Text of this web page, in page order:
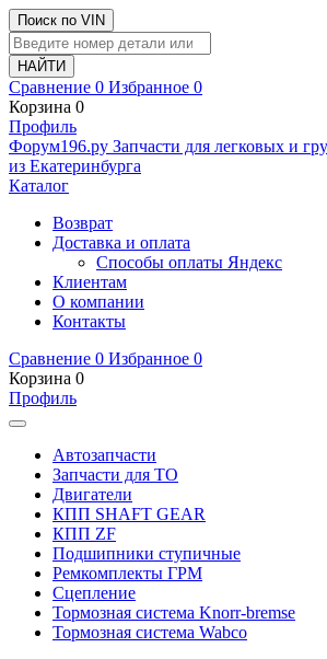
Поиск по VIN
Сравнение 0 Избранное 0
Корзина 0
Профиль
Фoрум196.ру Запчасти для легковых и
из Екатеринбурга
Каталог
Возврат
Доставка и оплата
Способы оплаты Яндекс
Клиентам
О компании
Контакты
Сравнение 0 Избранное 0
Корзина 0
Профиль
Автозапчасти
Запчасти для ТО
Двигатели
КПП SHAFT GEAR
КПП ZF
Подшипники ступичные
Ремкомплекты ГРМ
Сцепление
Тормозная система Knorr-bremse
Тормозная система Wabco